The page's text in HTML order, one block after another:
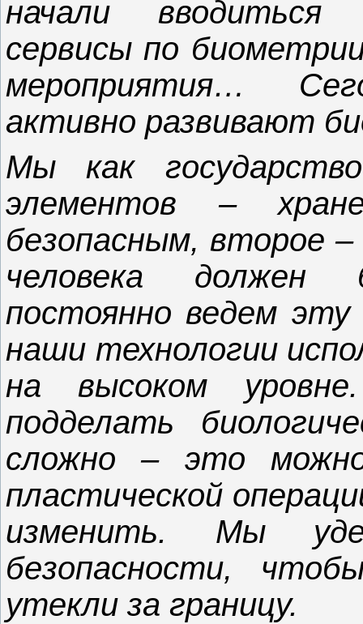
начали вводиться
сервисы по
мероприятия…
активно развивают
Мы как
элементов –
безопасным, второе –
человека
постоянно ведем
наши технологии
на высоком
подделать
сложно – это
пластической
изменить. Мы
безопасности,
утекли за границу.